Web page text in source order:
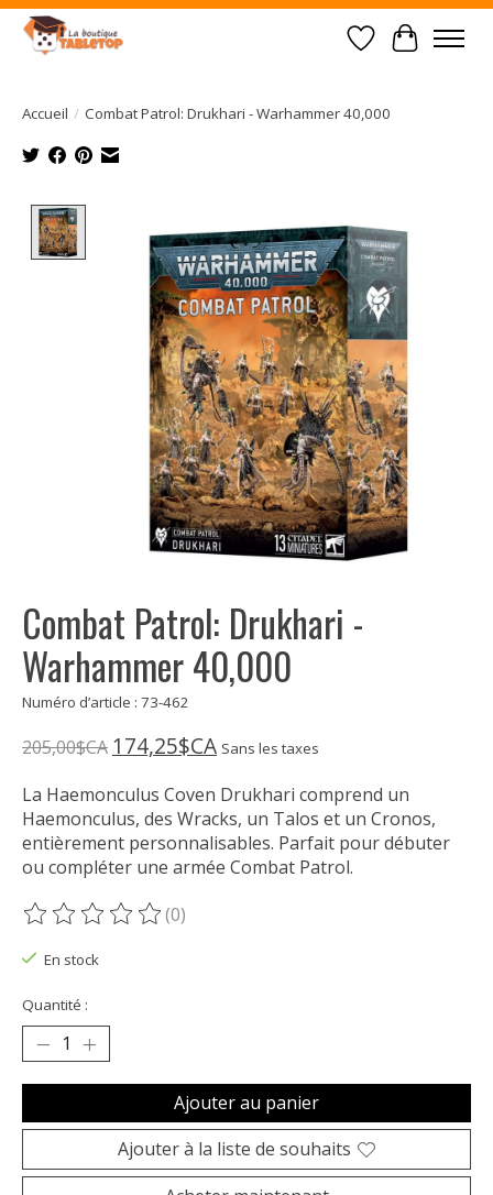
Liste dePanier
Accueil / Combat Patrol: Drukhari - Warhammer 40,000
Combat Patrol: Drukhari -
Warhammer 40,000
Numéro d’article : 73-462
205,00$CA 174,25$CA Sans les taxes
La Haemonculus Coven Drukhari comprend un
Haemonculus, des Wracks, un Talos et un Cronos,
entièrement personnalisables. Parfait pour débuter
ou compléter une armée Combat Patrol.
Ce produit est évalué à
(0)
En stock
Quantité :
Ajouter au panier
Ajouter à la liste de souhaits